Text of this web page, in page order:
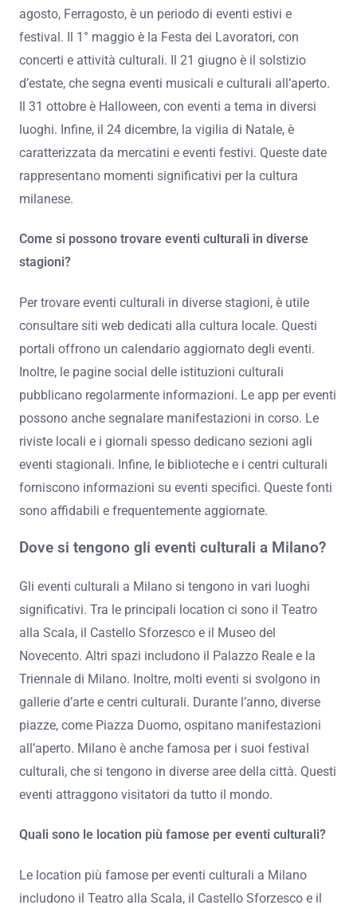
agosto, Ferragosto, è un periodo di eventi estivi e
festival. Il 1° maggio è la Festa dei Lavoratori, con
concerti e attività culturali. Il 21 giugno è il solstizio
d’estate, che segna eventi musicali e culturali all’aperto.
Il 31 ottobre è Halloween, con eventi a tema in diversi
luoghi. Infine, il 24 dicembre, la vigilia di Natale, è
caratterizzata da mercatini e eventi festivi. Queste date
rappresentano momenti significativi per la cultura
milanese.
Come si possono trovare eventi culturali in diverse
stagioni?
Per trovare eventi culturali in diverse stagioni, è utile
consultare siti web dedicati alla cultura locale. Questi
portali offrono un calendario aggiornato degli eventi.
Inoltre, le pagine social delle istituzioni culturali
pubblicano regolarmente informazioni. Le app per eventi
possono anche segnalare manifestazioni in corso. Le
riviste locali e i giornali spesso dedicano sezioni agli
eventi stagionali. Infine, le biblioteche e i centri culturali
forniscono informazioni su eventi specifici. Queste fonti
sono affidabili e frequentemente aggiornate.
Dove si tengono gli eventi culturali a Milano?
Gli eventi culturali a Milano si tengono in vari luoghi
significativi. Tra le principali location ci sono il Teatro
alla Scala, il Castello Sforzesco e il Museo del
Novecento. Altri spazi includono il Palazzo Reale e la
Triennale di Milano. Inoltre, molti eventi si svolgono in
gallerie d’arte e centri culturali. Durante l’anno, diverse
piazze, come Piazza Duomo, ospitano manifestazioni
all’aperto. Milano è anche famosa per i suoi festival
culturali, che si tengono in diverse aree della città. Questi
eventi attraggono visitatori da tutto il mondo.
Quali sono le location più famose per eventi culturali?
Le location più famose per eventi culturali a Milano
includono il Teatro alla Scala, il Castello Sforzesco e il